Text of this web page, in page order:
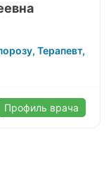
Терапевт,
Профиль врача